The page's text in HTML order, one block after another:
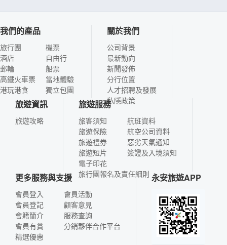
我們的產品
旅行團
酒店
郵輪
高鐵火車票
港玩港食
機票
自由行
船票
當地體驗
獨立包團
關於我們
公司背景
最新動向
新聞發佈
分行位置
人才招聘及發展
私隱政策
旅遊資訊
旅遊攻略
旅遊服務
旅客須知
旅遊保險
旅遊禮券
旅遊短片
電子印花
航班資料
航空公司資料
惡劣天氣通知
簽證及入境須知
旅行團報名及責任細則
更多服務與支援
會員登入
會員登記
會籍簡介
會員有賞
精選優惠
會員活動
顧客意見
服務查詢
分銷夥伴合作平台
永安旅遊APP